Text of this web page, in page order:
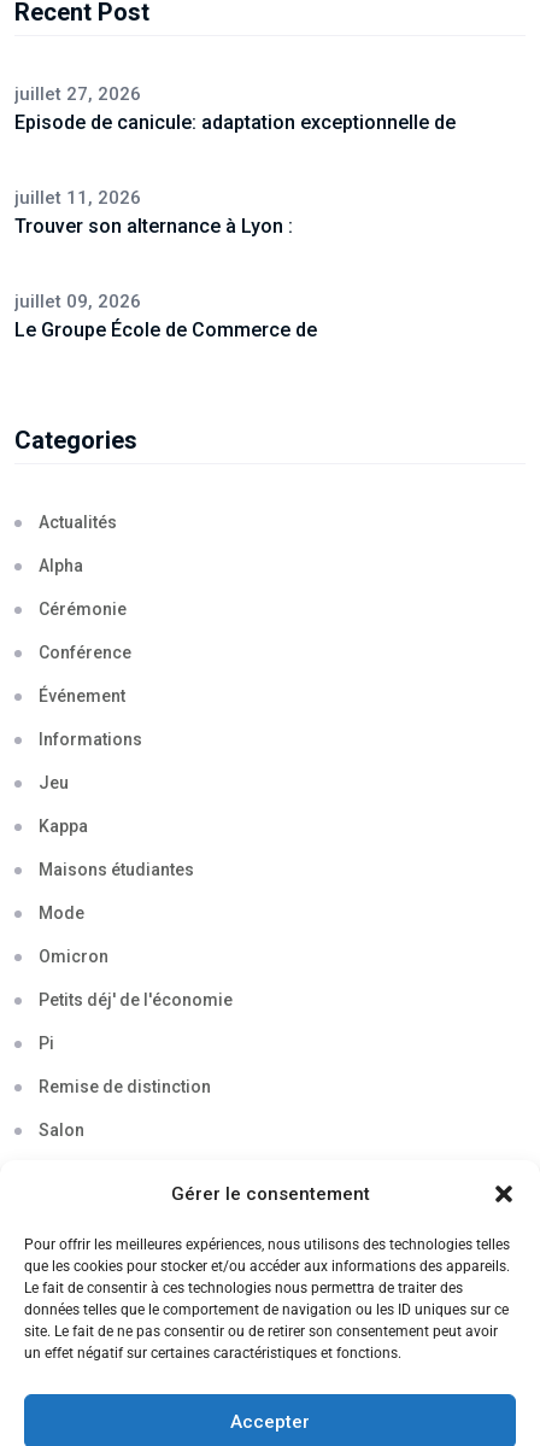
Gérer le consentement
Pour offrir les meilleures expériences, nous utilisons des technologies telles
que les cookies pour stocker et/ou accéder aux informations des appareils.
Le fait de consentir à ces technologies nous permettra de traiter des
données telles que le comportement de navigation ou les ID uniques sur ce
site. Le fait de ne pas consentir ou de retirer son consentement peut avoir
un effet négatif sur certaines caractéristiques et fonctions.
Accepter
Recent Post
juillet 27, 2026
Episode de canicule: adaptation exceptionnelle de
juillet 11, 2026
Trouver son alternance à Lyon :
juillet 09, 2026
Le Groupe École de Commerce de
Categories
Actualités
Alpha
Cérémonie
Conférence
Événement
Informations
Jeu
Kappa
Maisons étudiantes
Mode
Omicron
Petits déj' de l'économie
Pi
Remise de distinction
Salon
Soirée
Sortie découverte
Tau
Témoignage